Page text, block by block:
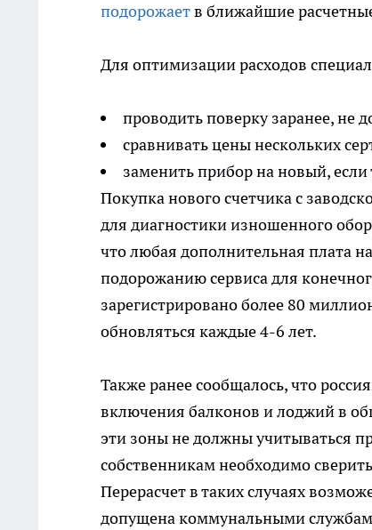
подорожаетв ближайшие
Для оптимизации расходов
проводить поверку заранее, не
сравнивать цены нескольких
заменить прибор на новый, если
Покупка нового счетчика с
для диагностики изношенного
что любая дополнительная плата
подорожанию сервиса для
зарегистрировано более 80
обновляться каждые 4-6 лет.
Также ранее сообщалось, что
включения балконов и лоджий в
эти зоны не должны учитываться
собственникам необходимо
Перерасчет в таких случаях
допущена коммунальными